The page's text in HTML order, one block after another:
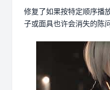
修复了如果按特定顺序播
子或面具也许会消失的陈